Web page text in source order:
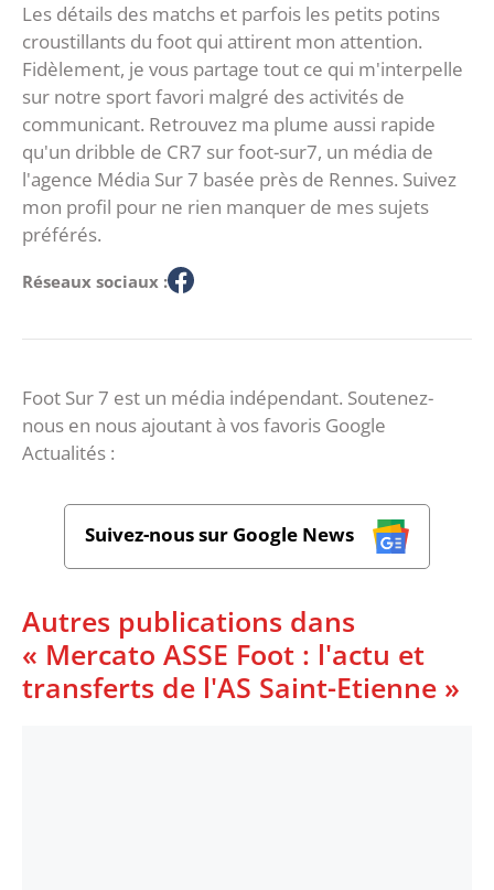
Les détails des matchs et parfois les petits potins
croustillants du foot qui attirent mon attention.
Fidèlement, je vous partage tout ce qui m'interpelle
sur notre sport favori malgré des activités de
communicant. Retrouvez ma plume aussi rapide
qu'un dribble de CR7 sur foot-sur7, un média de
l'agence Média Sur 7 basée près de Rennes. Suivez
mon profil pour ne rien manquer de mes sujets
préférés.
Réseaux sociaux :
Foot Sur 7 est un média indépendant. Soutenez-
nous en nous ajoutant à vos favoris Google
Actualités :
Suivez-nous sur Google News
Autres publications dans
« Mercato ASSE Foot : l'actu et
transferts de l'AS Saint-Etienne »